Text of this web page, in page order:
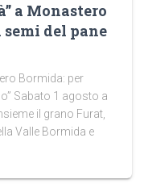
a Monastero
del pane
Bormida: per
Sabato 1 agosto a
il grano Furat,
Valle Bormida e